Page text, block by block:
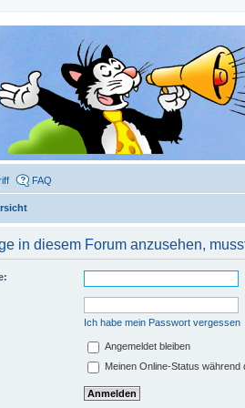
FAQ
in diesem Forum anzusehen,
Ich habe mein Passwort vergessen
Angemeldet bleiben
Meinen Online-Status